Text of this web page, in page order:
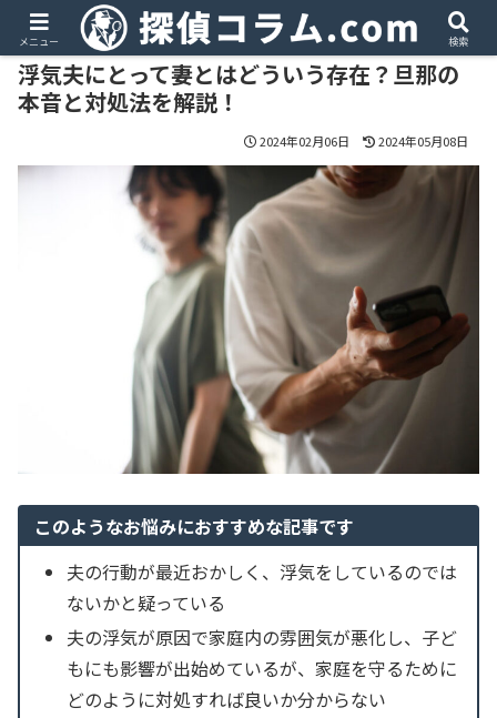
PR
浮気夫にとって妻とはどういう存在？旦那の
本音と対処法を解説！
2024年02月06日 2024年05月08日
このようなお悩みにおすすめな記事です
夫の行動が最近おかしく、浮気をしているのでは
ないかと疑っている
夫の浮気が原因で家庭内の雰囲気が悪化し、子ど
もにも影響が出始めているが、家庭を守るために
どのように対処すれば良いか分からない
メニュー 検索